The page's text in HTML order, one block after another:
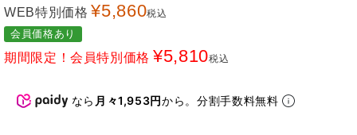
WEB特別価格 ¥5,860税込
会員価格あり
期間限定！会員特別価格 ¥5,810税込
なら 月々1,953円から。分割手数料無料